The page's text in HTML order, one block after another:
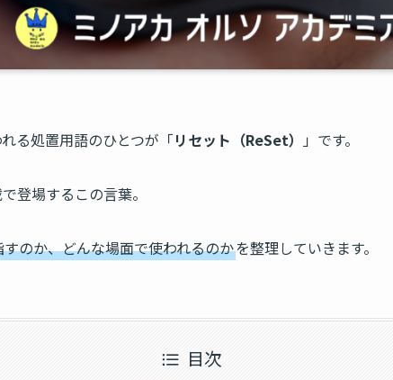
る処置用語のひとつが「リセット（ReSet） 」です。
登場するこの言葉。
のか、どんな場面で使われるのかを整理していきます。
目次